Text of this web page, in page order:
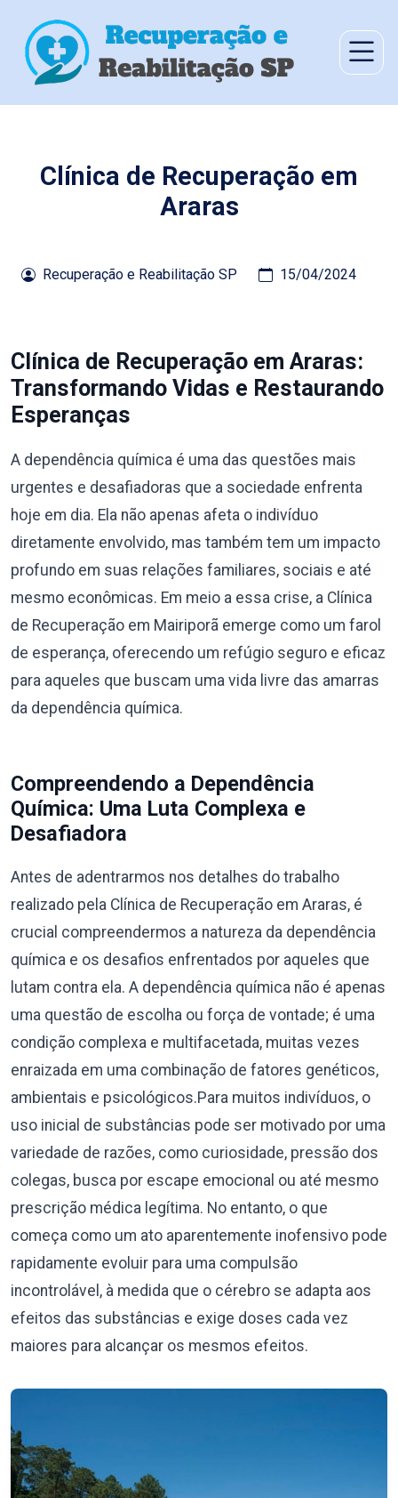
Clínica de Recuperação em
Araras
Recuperação e Reabilitação SP 15/04/2024
Clínica de Recuperação em Araras:
Transformando Vidas e Restaurando
Esperanças
A dependência química é uma das questões mais
urgentes e desafiadoras que a sociedade enfrenta
hoje em dia. Ela não apenas afeta o indivíduo
diretamente envolvido, mas também tem um impacto
profundo em suas relações familiares, sociais e até
mesmo econômicas. Em meio a essa crise, a Clínica
de Recuperação em Mairiporã emerge como um farol
de esperança, oferecendo um refúgio seguro e eficaz
para aqueles que buscam uma vida livre das amarras
da dependência química.
Compreendendo a Dependência
Química: Uma Luta Complexa e
Desafiadora
Antes de adentrarmos nos detalhes do trabalho
realizado pela Clínica de Recuperação em Araras, é
crucial compreendermos a natureza da dependência
química e os desafios enfrentados por aqueles que
lutam contra ela. A dependência química não é apenas
uma questão de escolha ou força de vontade; é uma
condição complexa e multifacetada, muitas vezes
enraizada em uma combinação de fatores genéticos,
ambientais e psicológicos.Para muitos indivíduos, o
uso inicial de substâncias pode ser motivado por uma
variedade de razões, como curiosidade, pressão dos
colegas, busca por escape emocional ou até mesmo
prescrição médica legítima. No entanto, o que
começa como um ato aparentemente inofensivo pode
rapidamente evoluir para uma compulsão
incontrolável, à medida que o cérebro se adapta aos
efeitos das substâncias e exige doses cada vez
maiores para alcançar os mesmos efeitos.